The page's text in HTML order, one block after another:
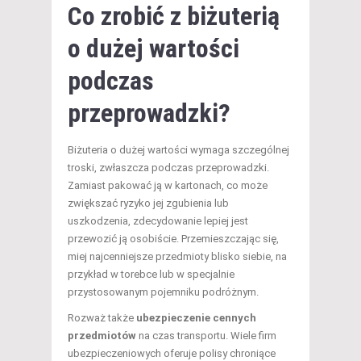
Co zrobić z biżuterią
o dużej wartości
podczas
przeprowadzki?
Biżuteria o dużej wartości wymaga szczególnej
troski, zwłaszcza podczas przeprowadzki.
Zamiast pakować ją w kartonach, co może
zwiększać ryzyko jej zgubienia lub
uszkodzenia, zdecydowanie lepiej jest
przewozić ją osobiście. Przemieszczając się,
miej najcenniejsze przedmioty blisko siebie, na
przykład w torebce lub w specjalnie
przystosowanym pojemniku podróżnym.
Rozważ także ubezpieczenie cennych
przedmiotów na czas transportu. Wiele firm
ubezpieczeniowych oferuje polisy chroniące